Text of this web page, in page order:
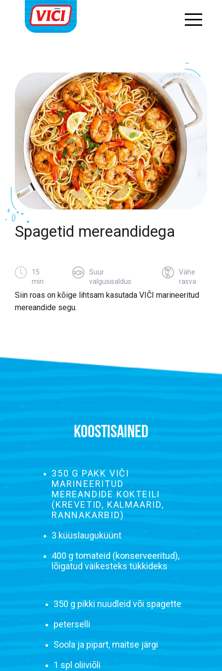
Spagetid mereandidega
15
min
Suur
valgusisaldus
Vähe
rasva
Siin roas on kõige lihtsam kasutada VIČI marineeritud
mereandide segu.
KOOSTISAINED
350 G PAKK VIČI
MARINEERITUD
MEREANDIDE KOKTEILI
(KREVETID, KALMAARID,
RANNAKARBID)
3 küüslauguküünt
400 g tomateid (konserveeritud),
lõigatud väikesteks tükkideks
350 g pikki nuudleid või spagette
peterselli
Soola ja pipart, maitse järgi
1 spl oliiviõli